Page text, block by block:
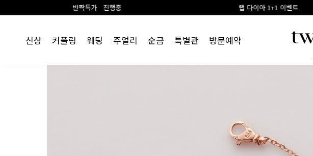
신상 커플링 웨딩 주얼리 순금 특별관 방문예약